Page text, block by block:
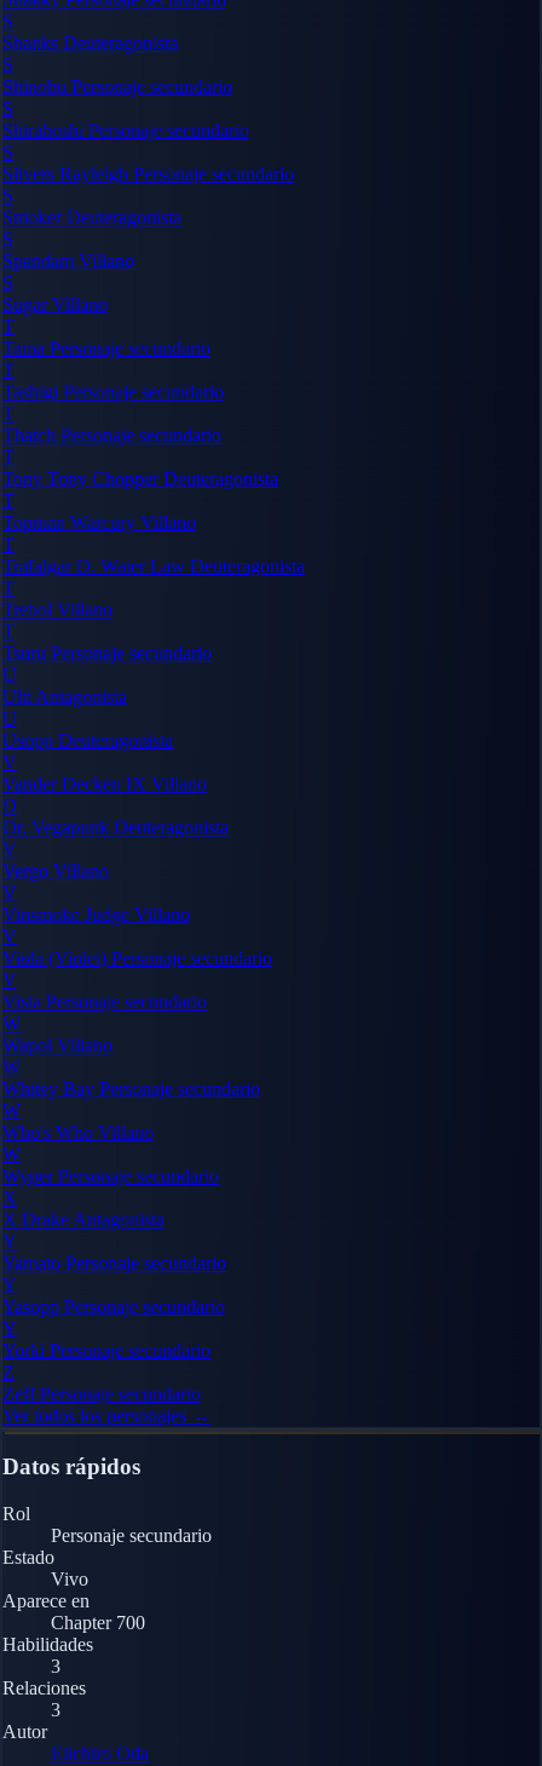
S
Shanks Deuteragonista
S
Shinobu Personaje secundario
S
Shirahoshi Personaje secundario
S
Silvers Rayleigh Personaje secundario
S
SmokerDeuteragonista
S
Spandam Villano
S
SugarVillano
T
Tama Personaje secundario
T
Tashigi Personaje secundario
T
Thatch Personaje secundario
T
Tony Tony ChopperDeuteragonista
T
Topman Warcury Villano
T
Trafalgar D. Water Law Deuteragonista
T
Trebol Villano
T
Tsuru Personaje secundario
U
Ulti Antagonista
U
Usopp Deuteragonista
V
Vander Decken IX Villano
D
Dr. Vegapunk Deuteragonista
V
Vergo Villano
V
Vinsmoke Judge Villano
V
Viola (Violet) Personaje secundario
V
Vista Personaje secundario
W
Wapol Villano
W
Whitey Bay Personaje secundario
W
Who's Who Villano
W
WyperPersonaje secundario
X
X Drake Antagonista
Y
Yamato Personaje secundario
Y
Yasopp Personaje secundario
Y
Yorki Personaje secundario
Z
ZeffPersonaje secundario
Ver todos los personajes →
Datos rápidos
Rol
Personaje secundario
Estado
Vivo
Aparece en
Chapter 700
Habilidades
3
Relaciones
3
Autor
Eiichiro Oda